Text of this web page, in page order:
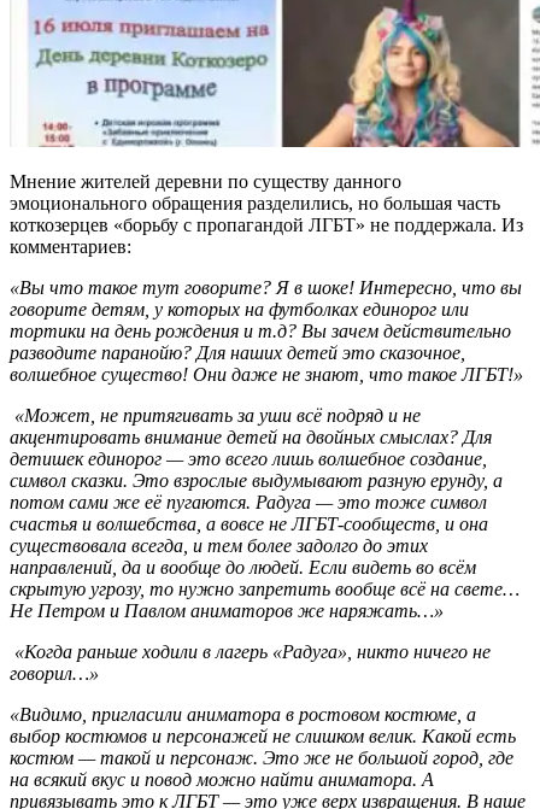
Мнение жителей деревни по существу данного
эмоционального обращения разделились, но большая часть
коткозерцев «борьбу с пропагандой ЛГБТ» не поддержала. Из
комментариев:
«Вы что такое тут говорите? Я в шоке! Интересно, что вы
говорите детям, у которых на футболках единорог или
тортики на день рождения и т.д? Вы зачем действительно
разводите паранойю? Для наших детей это сказочное,
волшебное существо! Они даже не знают, что такое ЛГБТ!»
«Может, не притягивать за уши всё подряд и не
акцентировать внимание детей на двойных смыслах? Для
детишек единорог — это всего лишь волшебное создание,
символ сказки. Это взрослые выдумывают разную ерунду, а
потом сами же её пугаются. Радуга — это тоже символ
счастья и волшебства, а вовсе не ЛГБТ-сообществ, и она
существовала всегда, и тем более задолго до этих
направлений, да и вообще до людей. Если видеть во всём
скрытую угрозу, то нужно запретить вообще всё на свете…
Не Петром и Павлом аниматоров же наряжать…»
«Когда раньше ходили в лагерь «Радуга», никто ничего не
говорил…»
«Видимо, пригласили аниматора в ростовом костюме, а
выбор костюмов и персонажей не слишком велик. Какой есть
костюм — такой и персонаж. Это же не большой город, где
на всякий вкус и повод можно найти аниматора. А
привязывать это к ЛГБТ — это уже верх извращения. В наше